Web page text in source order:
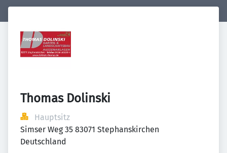
Thomas Dolinski
Hauptsitz
Simser Weg 35 83071 Stephanskirchen
Deutschland